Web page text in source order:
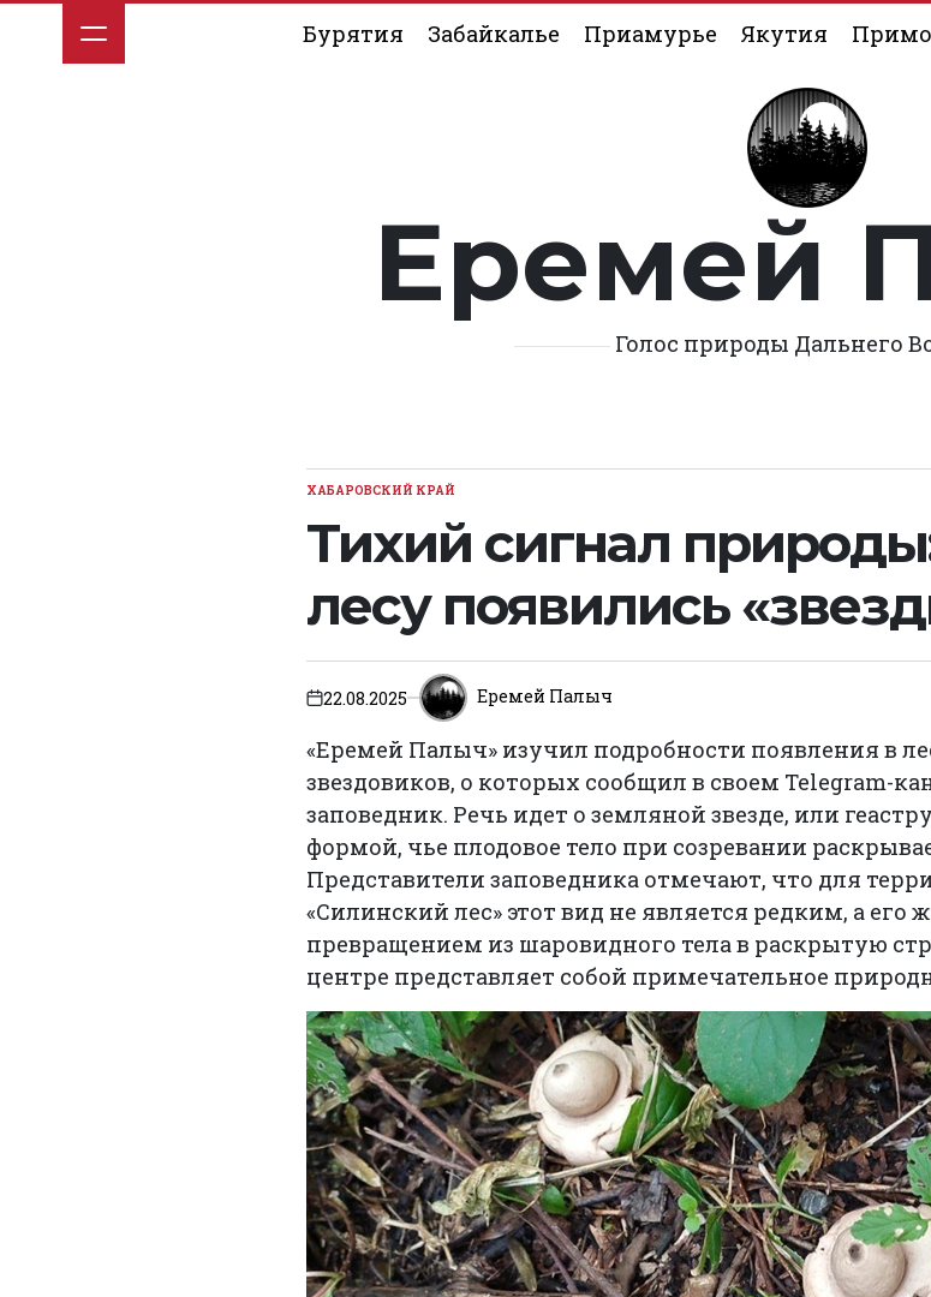
Бурятия Забайкалье Приамурье Якутия
Еремей
Голос природы Дальнего
ОПУБЛИКОВАНО
ХАБАРОВСКИЙ КРАЙ
Тихий сигнал
лесу появились
on22.08.2025 Еремей Палыч
«Еремей Палыч» изучил подробности появления в
звездовиков, о которых сообщил в своем Telegram-
заповедник. Речь идет о земляной звезде, или
формой, чье плодовое тело при созревании
Представители заповедника отмечают, что для
«Силинский лес» этот вид не является редким, а его
превращением из шаровидного тела в раскрытую
центре представляет собой примечательное